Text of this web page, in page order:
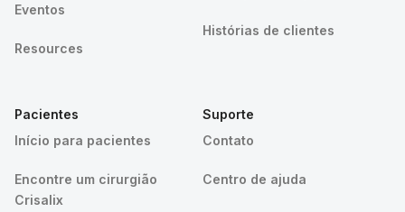
Eventos
Resources
Histórias de clientes
Pacientes
Início para pacientes
Encontre um cirurgião
Crisalix
Suporte
Contato
Centro de ajuda